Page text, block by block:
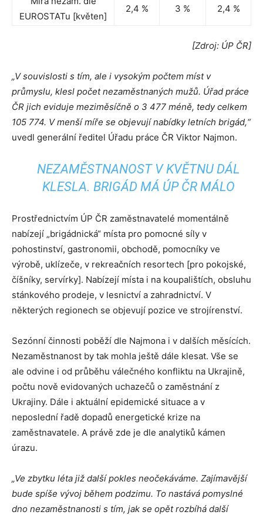
EUROSTATu [květen]
2,4 % 3 % 2,4 %
[Zdroj: ÚP ČR]
„V souvislosti s tím, ale i vysokým počtem míst v
průmyslu, klesl počet nezaměstnaných mužů. Úřad práce
ČR jich eviduje meziměsíčně o 3 477 méně, tedy celkem
105 774. V menší míře se objevují nabídky letních brigád,“
uvedl generální ředitel Úřadu práce ČR Viktor Najmon.
NEZAMĚSTNANOST V KVĚTNU DÁL
KLESLA. BRIGÁD MÁ ÚP ČR MÁLO
Prostřednictvím ÚP ČR zaměstnavatelé momentálně
nabízejí „brigádnická“ místa pro pomocné síly v
pohostinství, gastronomii, obchodě, pomocníky ve
výrobě, uklízeče, v rekreačních resortech [pro pokojské,
číšníky, servírky]. Nabízejí místa i na koupalištích, obsluhu
stánkového prodeje, v lesnictví a zahradnictví. V
některých regionech se objevují pozice ve strojírenství.
Sezónní činnosti poběží dle Najmona i v dalších měsících.
Nezaměstnanost by tak mohla ještě dále klesat. Vše se
ale odvine i od průběhu válečného konfliktu na Ukrajině,
počtu nově evidovaných uchazečů o zaměstnání z
Ukrajiny. Dále i aktuální epidemické situace a v
neposlední řadě dopadů energetické krize na
zaměstnavatele. A právě zde je dle analytiků kámen
úrazu.
„Ve zbytku léta již další pokles neočekáváme. Zajímavější
bude spíše vývoj během podzimu. To nastává pomyslné
dno nezaměstnanosti s tím, jak se opět rozbíhá další